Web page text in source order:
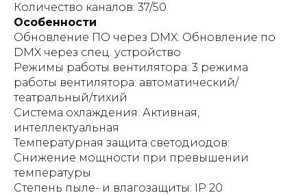
Количество каналов: 37/50
Особенности
Обновление ПО через DMX: Обновление по
DMX через спец. устройство
Режимы работы вентилятора: 3 режима
работы вентилятора: автоматический/
театральный/тихий
Система охлаждения: Активная,
интеллектуальная
Температурная защита светодиодов:
Снижение мощности при превышении
температуры
Степень пыле- и влагозащиты: IP 20